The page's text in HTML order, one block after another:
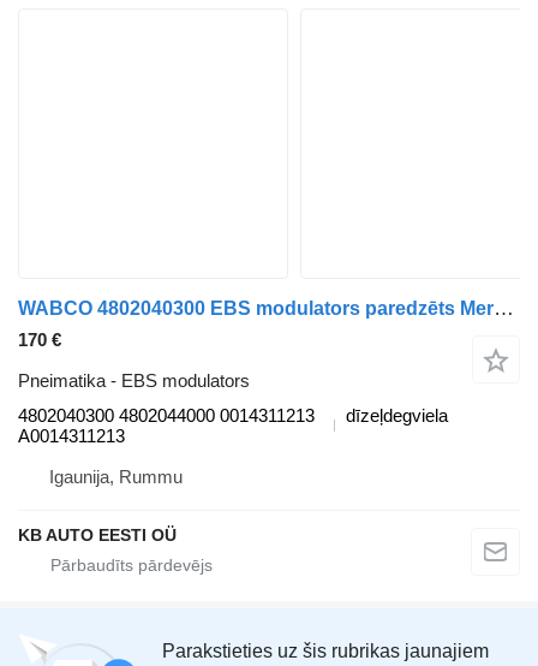
WABCO 4802040300 EBS modulators paredzēts Mercedes-Benz Antos, Arocs, Actros MP4 (2012-) kravas automašīnas
170 €
Pneimatika - EBS modulators
4802040300 4802044000 0014311213
A0014311213
dīzeļdegviela
Igaunija, Rummu
KB AUTO EESTI OÜ
Parakstieties uz šis rubrikas jaunajiem